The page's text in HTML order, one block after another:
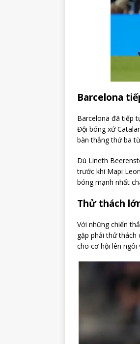
Barcelona
Barcelona đã tiếp
Đội bóng xứ
bàn thắng thứ ba
Dù Lineth
trước khi Mapi
bóng mạnh nhất
Thử thách
Với những chiến
gặp phải thử thách
cho cơ hội lên ngôi